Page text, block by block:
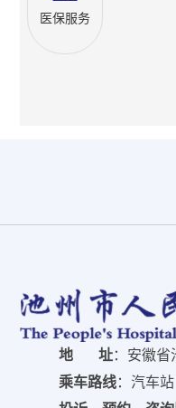
医保服务
地 址：安徽省
乘车路线：汽车